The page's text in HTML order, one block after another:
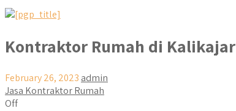
Kontraktor Rumah di Kalikajar
February 26, 2023 admin
Jasa Kontraktor Rumah
Off